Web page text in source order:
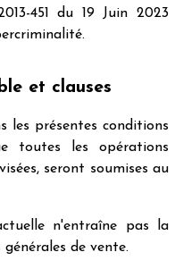
451 du 19 Juin 2023
et clauses
les présentes conditions
toutes les opérations
seront soumises au
n'entraîne pas la
de vente.